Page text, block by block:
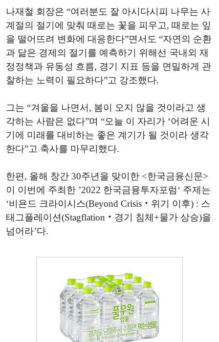
나재철 회장은 “여러분도 잘 아시다시피 나무는 사
계절의 절기에 맞춰 때로는 꽃을 피우고, 때로는 잎
을 떨어뜨려 변화에 대응한다”면서도 “자연의 순환
과 닮은 경제의 절기를 예측하기 위해선 국내외 재
정정책과 유동성 흐름, 경기 지표 등을 면밀하게 관
찰하는 노력이 필요하다”고 강조했다.
그는 “겨울을 나면서, 봄이 오지 않을 것이라고 생
각하는 사람은 없다”며 “오늘 이 자리가 ‘어려운 시
기에 미래를 대비하는 좋은 계기가 될 것이라 생각
한다”고 축사를 마무리했다.
한편, 올해 창간 30주년을 맞이한 <한국금융신문>
이 이번에 주최한 ’2022 한국금융투자포럼‘ 주제는
‘비욘드 크라이시스(Beyond Crisis‧위기 이후) : 스
태그플레이션(Stagflation‧경기 침체+물가 상승)을
넘어라’다.